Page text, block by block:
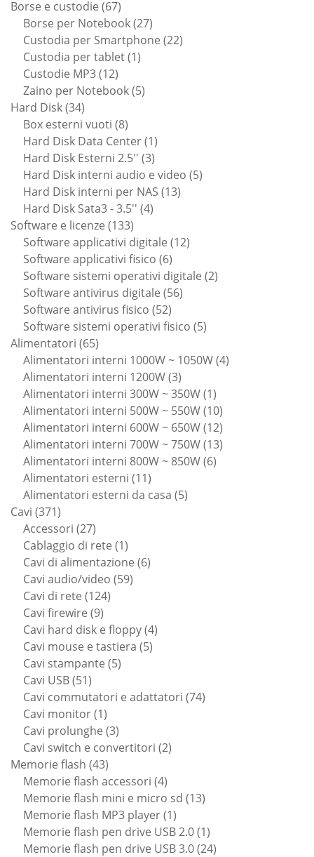
Borse e custodie 6767
prodotti
Borse per Notebook 2727
prodotti
Custodia per Smartphone 2222
Custodia per tablet 11
Custodie MP3 1212
prodotti
Zaino per Notebook 55
Hard Disk 3434
prodotti
Box esterni vuoti 88
prodotti
Hard Disk Data Center 11
prodotto
Hard Disk Esterni 2.5'' 33
prodotti
Hard Disk interni audio e video 55
Hard Disk interni per NAS 1313
Hard Disk Sata3 - 3.5'' 44
Software e licenze 133133
prodotti
Software applicativi digitale 1212
Software applicativi fisico 66
prodotti
Software sistemi operativi digitale 22
Software antivirus digitale 5656
Software antivirus fisico 5252
prodotti
Software sistemi operativi fisico 55
Alimentatori 6565
prodotti
Alimentatori interni 1000W ~ 1050W 44
Alimentatori interni 1200W 33
prodotti
Alimentatori interni 300W ~ 350W 11
prodotto
Alimentatori interni 500W ~ 550W 1010
prodotti
Alimentatori interni 600W ~ 650W 1212
prodotti
Alimentatori interni 700W ~ 750W 1313
Alimentatori interni 800W ~ 850W 66
Alimentatori esterni 1111
prodotti
Alimentatori esterni da casa 55
Cavi 371371
prodotti
Accessori 2727
prodotti
Cablaggio di rete 11
prodotto
Cavi di alimentazione 66
Cavi audio/video 5959
Cavi di rete 124124
Cavi firewire 99
prodotti
Cavi hard disk e floppy 44
Cavi mouse e tastiera 55
Cavi stampante 55
Cavi USB 5151
prodotti
Cavi commutatori e adattatori 7474
Cavi monitor 11
prodotto
Cavi prolunghe 33
prodotti
Cavi switch e convertitori 22
Memorie flash 4343
prodotti
Memorie flash accessori 44
prodotti
Memorie flash mini e micro sd 1313
Memorie flash MP3 player 11
prodotto
Memorie flash pen drive USB 2.0 11
prodotto
Memorie flash pen drive USB 3.0 2424